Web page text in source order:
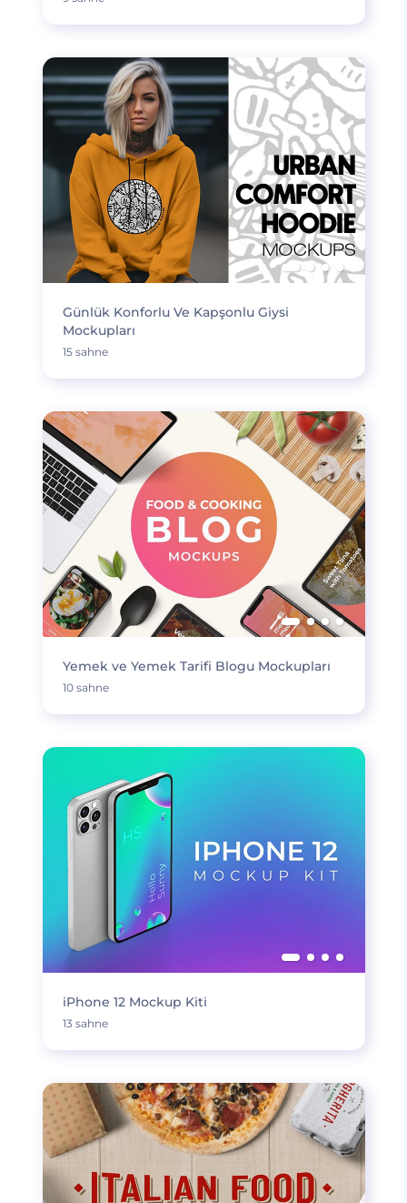
Günlük Konforlu Ve Kapşonlu Giysi
Mockupları
15 sahne
Yemek ve Yemek Tarifi Blogu Mockupları
10 sahne
iPhone 12 Mockup Kiti
13 sahne